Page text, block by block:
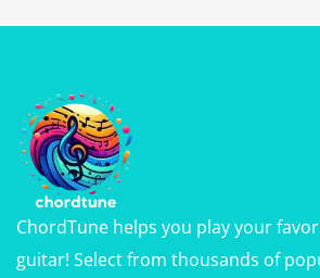
ChordTune helps you play your
guitar! Select from thousands of